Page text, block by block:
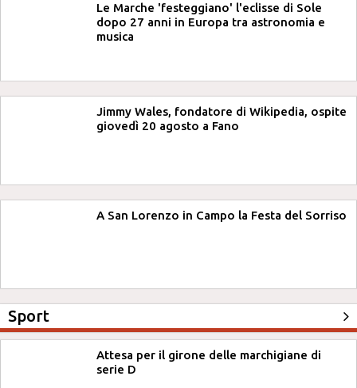
Le Marche 'festeggiano' l'eclisse di Sole
dopo 27 anni in Europa tra astronomia e
musica
Jimmy Wales, fondatore di Wikipedia, ospite
giovedì 20 agosto a Fano
A San Lorenzo in Campo la Festa del Sorriso
Sport
Attesa per il girone delle marchigiane di
serie D